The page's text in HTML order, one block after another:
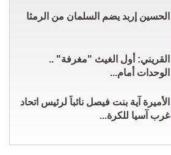
الحسين إربد يضم السلمان من الرمثا
القريني: أول الغيث "مغرفة" ..
الوحدات أمام...
الأميرة آية بنت فيصل نائباً لرئيس اتحاد
غرب آسيا للكرة...